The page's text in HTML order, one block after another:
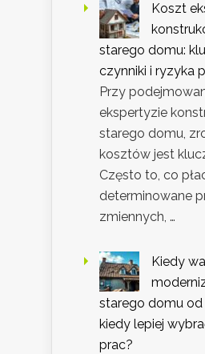
Koszt
starego domu:
czynniki i ryzyka
Przy
ekspertyzie
starego domu,
kosztów jest
Często to, co
determinowane
zmiennych, …
Kiedy
starego domu od
kiedy lepiej
prac?